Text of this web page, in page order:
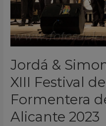
Jordá &
XIII Festival
Formentera
Alicante 2023
Formentera
del
Alicante